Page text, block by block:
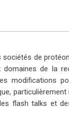
de
de la
modifications
flash talks et